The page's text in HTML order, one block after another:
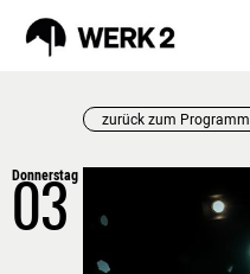
AUGUST
VORSCHAU
zurück zum Programm
Donnerstag
03